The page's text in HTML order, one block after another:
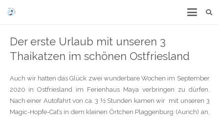
Der erste Urlaub mit unseren 3
Thaikatzen im schönen Ostfriesland
Auch wir hatten das Glück zwei wunderbare Wochen im September
2020 in Ostfriesland im Ferienhaus Maya verbringen zu dürfen.
Nach einer Autofahrt von ca. 3 ½ Stunden kamen wir mit unseren 3
Magic-Hopfe-Cat’s in dem kleinen Örtchen Plaggenburg (Aurich) an,